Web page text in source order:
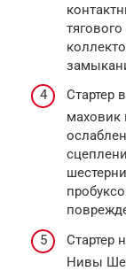
Стартер
маховик
Стартер
Нивы